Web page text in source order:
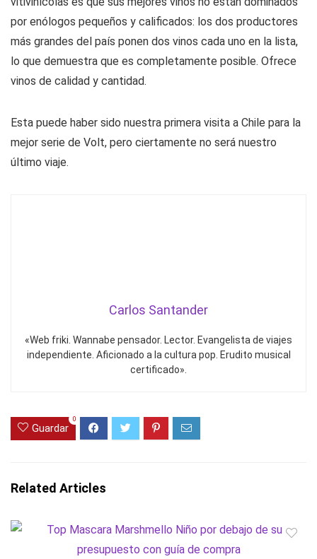
por enólogos pequeños y calificados: los dos productores
más grandes del país ponen dos vinos cada uno en la lista,
lo que demuestra que es completamente posible. Ofrece
vinos de calidad y cantidad.
Esta puede haber sido nuestra primera visita a Chile para la
mejor serie de Volt, pero ciertamente no será nuestro
último viaje.
Carlos Santander
«Web friki. Wannabe pensador. Lector. Evangelista de viajes
independiente. Aficionado a la cultura pop. Erudito musical
certificado».
Guardar
0
Related Articles